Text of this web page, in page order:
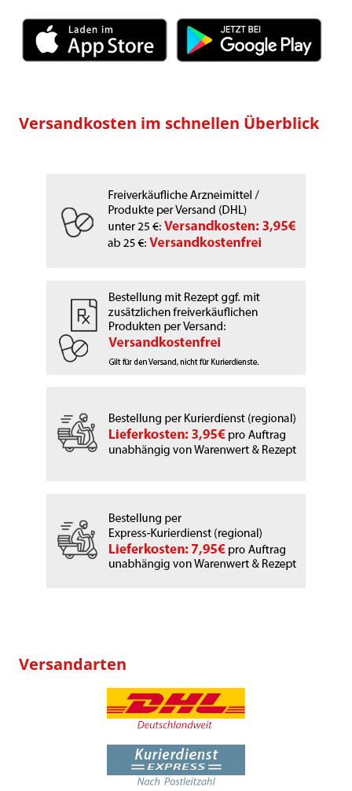
Versandkosten im schnellen Überblick
Versandarten